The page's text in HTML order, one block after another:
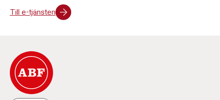
Till e-tjänsten